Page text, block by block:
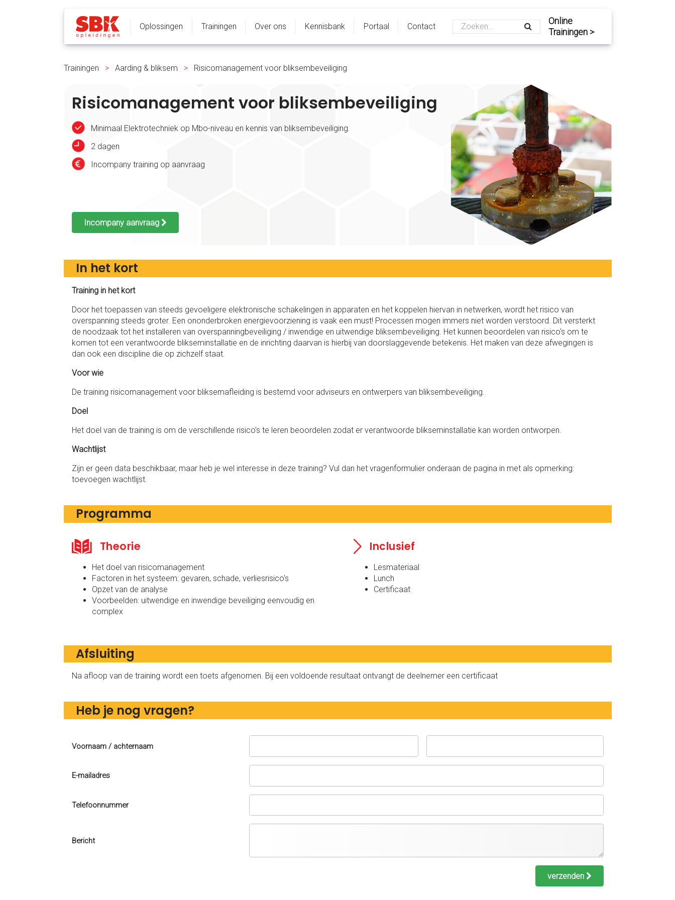
Oplossingen Trainingen Over ons Kennisbank Portaal Contact
Online
Trainingen >
Trainingen > Aarding & bliksem > Risicomanagement voor bliksembeveiliging
Risicomanagement voor bliksembeveiliging
Minimaal Elektrotechniek op Mbo-niveau en kennis van bliksembeveiliging.
2 dagen
Incompany training op aanvraag
Incompany aanvraag
In het kort
Training in het kort
Door het toepassen van steeds gevoeligere elektronische schakelingen in apparaten en het koppelen hiervan in netwerken, wordt het risico van
overspanning steeds groter. Een ononderbroken energievoorziening is vaak een must! Processen mogen immers niet worden verstoord. Dit versterkt
de noodzaak tot het installeren van overspanning­beveiliging / inwendige en uitwendige bliksem­beveiliging. Het kunnen beoordelen van risico's om te
komen tot een verantwoorde blikseminstallatie en de inrichting daarvan is hierbij van doorslag­gevende betekenis. Het maken van deze afwegingen is
dan ook een discipline die op zichzelf staat.
Voor wie
De training risicomanagement voor bliksemafleiding is bestemd voor adviseurs en ontwerpers van bliksembeveiliging.
Doel
Het doel van de training is om de verschillende risico's te leren beoordelen zodat er verantwoorde blikseminstallatie kan worden ontworpen.
Wachtlijst
Zijn er geen data beschikbaar, maar heb je wel interesse in deze training? Vul dan het vragenformulier onderaan de pagina in met als opmerking:
toevoegen wachtlijst.
Programma
Theorie
Het doel van risicomanagement
Factoren in het systeem: gevaren, schade, verliesrisico's
Opzet van de analyse
Voorbeelden: uitwendige en inwendige beveiliging eenvoudig en
complex
Inclusief
Lesmateriaal
Lunch
Certificaat
Afsluiting
Na afloop van de training wordt een toets afgenomen. Bij een voldoende resultaat ontvangt de deelnemer een certificaat
Heb je nog vragen?
Voornaam / achternaam
E-mailadres
Telefoonnummer
Bericht
verzenden